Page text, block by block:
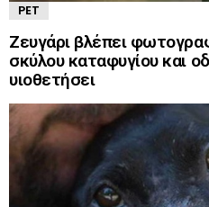
PET
Ζευγάρι βλέπει
σκύλου καταφυγίου και
υιοθετήσει